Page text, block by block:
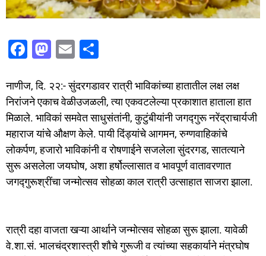
F
c
e
b
o
o
k
M
st
o
d
o
n
E
ai
l
ar
e
नाणीज, दि. २२:- सुंदरगडावर रात्री भाविकांच्या हातातील लक्ष लक्ष
निरांजने एकाच वेळीउजळली, त्या एकवटलेल्या प्रकाशात हाताला हात
मिळाले. भाविकां समवेत साधुसंतांनी, कुटुंबीयांनी जगद्गुरू नरेंद्राचार्यजी
महाराज यांचे औक्षण केले. पायी दिंड्यांचे आगमन, रुग्णवाहिकांचे
लोकर्पण, हजारो भाविकांनी व रोषणाईने सजलेला सुंदरगड, सातत्याने
सुरू असलेला जयघोष, अशा हर्षोल्लासात व भावपूर्ण वातावरणात
जगद्गुरूश्रींचा जन्मोत्सव सोहळा काल रात्री उत्साहात साजरा झाला.
रात्री दहा वाजता खऱ्या आर्थाने जन्मोत्सव सोहळा सुरू झाला. यावेळी
वे.शा.सं. भालचंद्रशास्त्री शौचे गुरूजी व त्यांच्या सहकार्याने मंत्रघोष